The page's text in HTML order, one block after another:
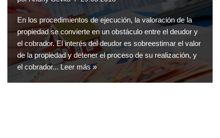
En los procedimientos de ejecución, la valoración de la
propiedad se convierte en un obstáculo entre el deudor y
el cobrador. El interés del deudor es sobreestimar el valor
de la propiedad y detener el proceso de su realización, y
el cobrador...Leer más »